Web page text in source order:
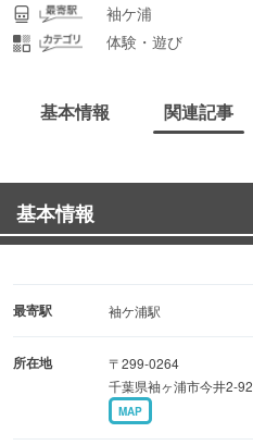
袖ケ浦
体験・遊び
基本情報 関連記事
基本情報
最寄駅 袖ケ浦駅
所在地
〒299-0264
千葉県袖ヶ浦市今井2-92
MAP